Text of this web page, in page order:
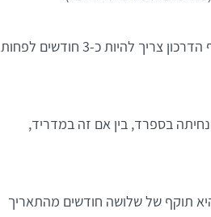
כמו מדינות רבות אחרות באירופה, תוקף הדרכון צריך להיות כ-3 חודשים לפחות
בספרד, בין אם זה במדריד,
תוקף של שלושה חודשים מהתאריך